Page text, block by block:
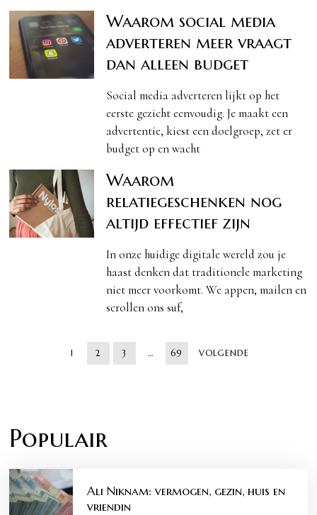
Waarom social media
adverteren meer vraagt
dan alleen budget
Social media adverteren lijkt op het
eerste gezicht eenvoudig. Je maakt een
advertentie, kiest een doelgroep, zet er
budget op en wacht
Waarom
relatiegeschenken nog
altijd effectief zijn
In onze huidige digitale wereld zou je
haast denken dat traditionele marketing
niet meer voorkomt. We appen, mailen en
scrollen ons suf,
1 2 3 … 69 VOLGENDE
Populair
Ali Niknam: vermogen, gezin, huis en
vriendin